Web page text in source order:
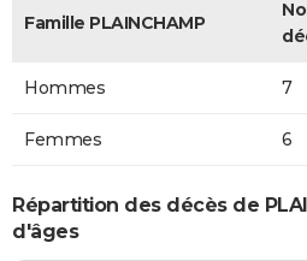
Famille PLAINCHAMP
Hommes 7
Femmes 6
Répartition des décès de
d'âges